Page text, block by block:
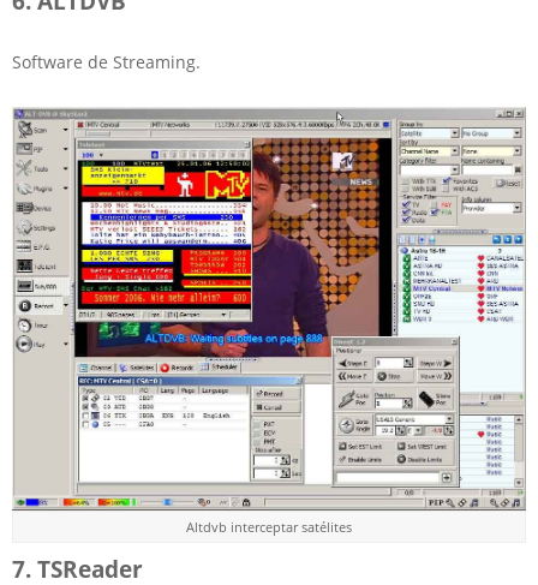
Software de Streaming.
Altdvb interceptar satélites
7. TSReader